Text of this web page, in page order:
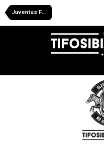
Juventus Forum